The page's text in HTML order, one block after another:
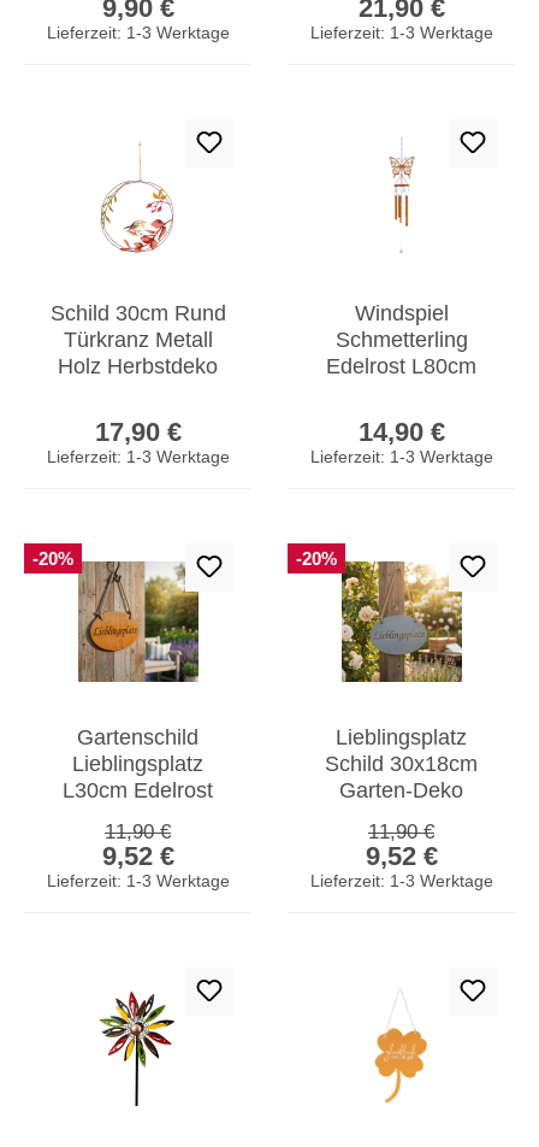
9,90 €
Lieferzeit: 1-3 Werktage
Garten
21,90 €
Lieferzeit: 1-3 Werktage
Schild 30cm Rund
Türkranz Metall
Holz Herbstdeko
Türschild Wandbild
17,90 €
Lieferzeit: 1-3 Werktage
Windspiel
Schmetterling
Edelrost L80cm
Gartendeko
Rostdeko Deko
14,90 €
Lieferzeit: 1-3 Werktage
-20%
Gartenschild
Lieblingsplatz
L30cm Edelrost
Türschild Wandbild
Verkaufspreis:
9,52 €
Regulärer Preis:
11,90 €
Lieferzeit: 1-3 Werktage
-20%
Lieblingsplatz
Schild 30x18cm
Garten-Deko
Beton Grau
Wandbild
Verkaufspreis:
9,52 €
Regulärer Preis:
11,90 €
Lieferzeit: 1-3 Werktage